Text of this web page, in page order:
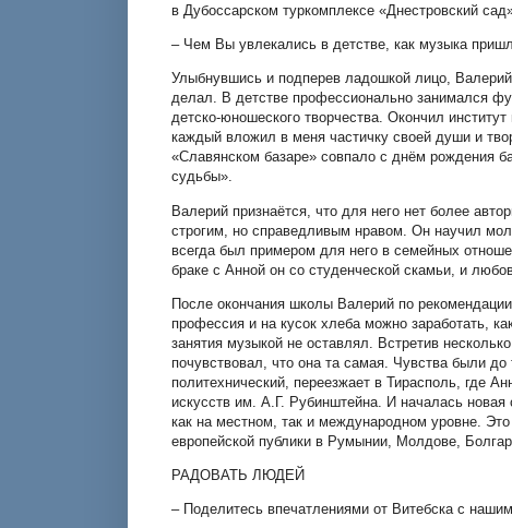
в Дубоссарском туркомплексе «Днестровский
– Чем Вы увлекались в детстве, как музыка
Улыбнувшись и подперев ладошкой лицо,
делал. В детстве профессионально занимался
детско-юношеского творчества. Окончил
каждый вложил в меня частичку своей души и
«Славянском базаре» совпало с днём рождения
судьбы».
Валерий признаётся, что для него нет более
строгим, но справедливым нравом. Он научил
всегда был примером для него в семейных
браке с Анной он со студенческой скамьи, и
После окончания школы Валерий по
профессия и на кусок хлеба можно заработать,
занятия музыкой не оставлял. Встретив
почувствовал, что она та самая. Чувства были
политехнический, переезжает в Тирасполь, где
искусств им. А.Г. Рубинштейна. И началась
как на местном, так и международном уровне.
европейской публики в Румынии, Молдове,
РАДОВАТЬ ЛЮДЕЙ
– Поделитесь впечатлениями от Витебска с